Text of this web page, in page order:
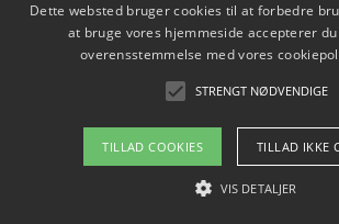
Copyright 2026 - Pilanto Aps
Om / kontakt
Blog
Dette websted bruger cookies til at forbedre
at bruge vores hjemmeside accepterer
overensstemmelse med vores
STRENGT NØDVENDIGE
TILLAD COOKIES TILLAD IKKE
VIS DETALJER